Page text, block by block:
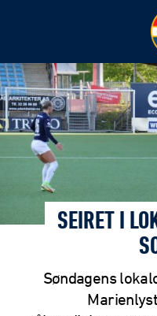
SEIRET I
Søndagens